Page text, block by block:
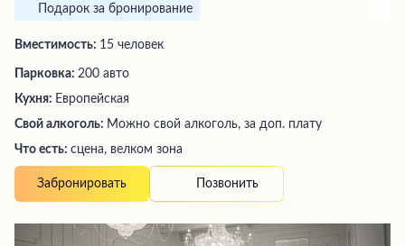
Подарок за бронирование
Вместимость: 15 человек
Парковка: 200 авто
Кухня: Европейская
Свой алкоголь: Можно свой алкоголь, за доп. плату
Что есть: сцена, велком зона
Забронировать Позвонить